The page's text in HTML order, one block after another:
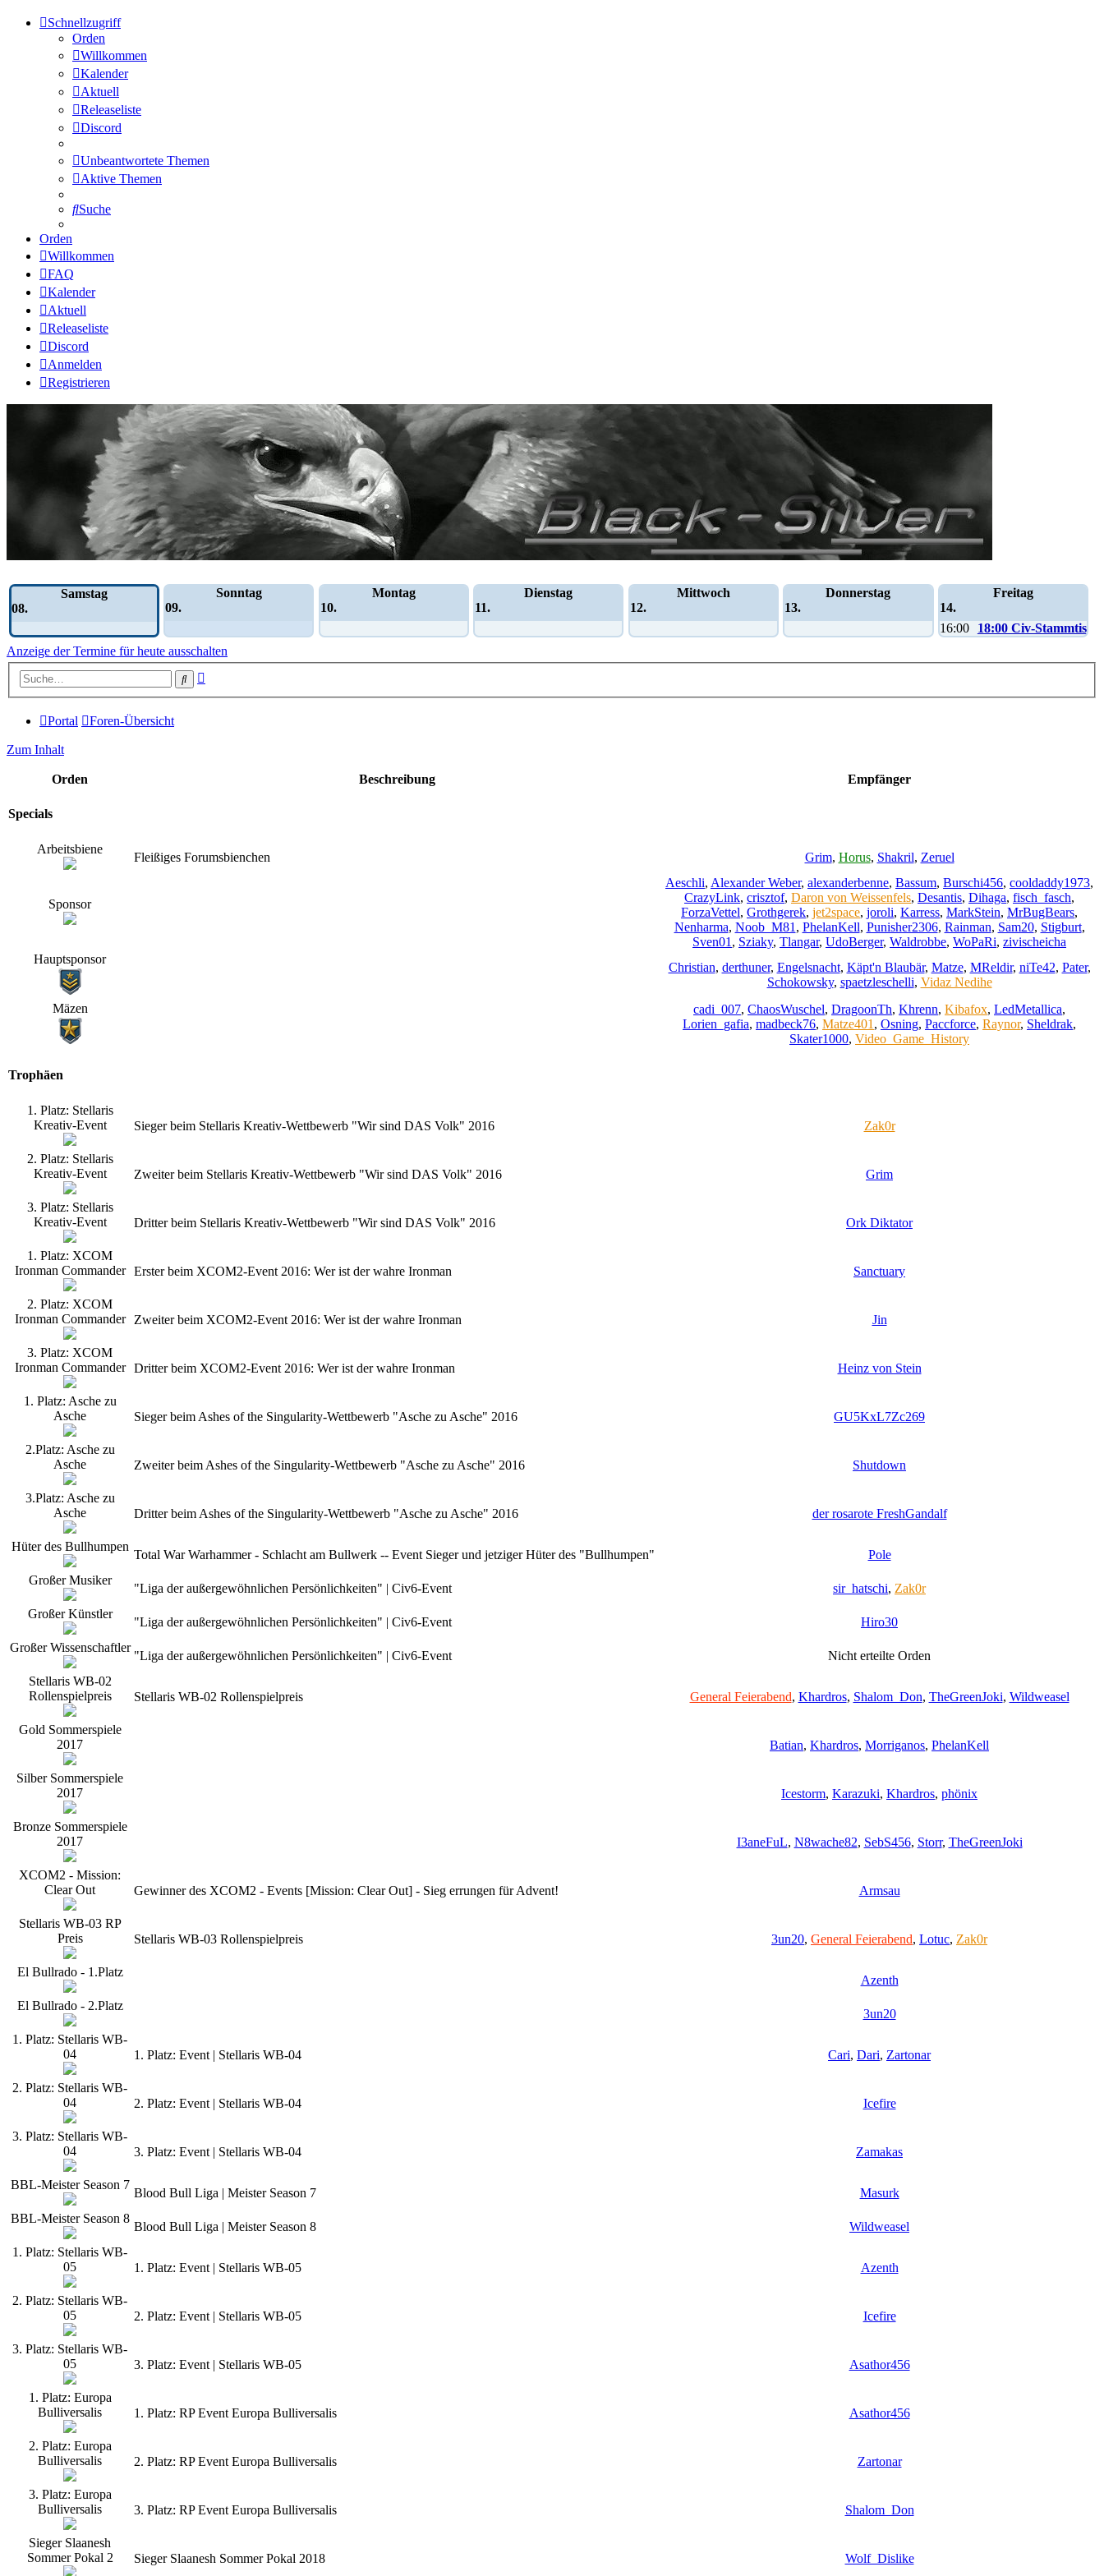
Schnellzugriff
Orden
Willkommen
Kalender
Aktuell
Releaseliste
Discord
Unbeantwortete Themen
Aktive Themen
Suche
Orden
Willkommen
FAQ
Kalender
Aktuell
Releaseliste
Discord
Anmelden
Registrieren
Samstag
08.
Sonntag
09.
Montag
10.
Dienstag
11.
Mittwoch
12.
Donnerstag
13.
Freitag
14.
16:00
18:00 Civ-Stammtisch
Anzeige der Termine für heute ausschalten
Suche
Portal Foren-Übersicht
Zum Inhalt
Orden Beschreibung Empfänger
Specials
Arbeitsbiene
Fleißiges Forumsbienchen Grim, Horus, Shakril, Zeruel
Sponsor
Aeschli, Alexander Weber, alexanderbenne, Bassum, Burschi456, cooldaddy1973,
CrazyLink, crisztof, Daron von Weissenfels, Desantis, Dihaga, fisch_fasch,
ForzaVettel, Grothgerek, jet2space, joroli, Karress, MarkStein, MrBugBears,
Nenharma, Noob_M81 , PhelanKell, Punisher2306, Rainman, Sam20, Stigburt,
Sven01 , Sziaky, Tlangar, UdoBerger, Waldrobbe, WoPaRi, zivischeicha
Hauptsponsor
Christian, derthuner, Engelsnacht, Käpt'n Blaubär, Matze, MReldir, niTe42, Pater,
Schokowsky, spaetzleschelli, Vidaz Nedihe
Mäzen
cadi_007, ChaosWuschel, DragoonTh, Khrenn, Kibafox, LedMetallica,
Lorien_gafia, madbeck76, Matze401 , Osning, Paccforce, Raynor, Sheldrak,
Skater1000, Video_Game_History
Trophäen
1. Platz: Stellaris
Kreativ-Event
Sieger beim Stellaris Kreativ-Wettbewerb "Wir sind DAS Volk" 2016 Zak0r
2. Platz: Stellaris
Kreativ-Event
Zweiter beim Stellaris Kreativ-Wettbewerb "Wir sind DAS Volk" 2016 Grim
3. Platz: Stellaris
Kreativ-Event
Dritter beim Stellaris Kreativ-Wettbewerb "Wir sind DAS Volk" 2016 Ork Diktator
1. Platz: XCOM
Ironman Commander
Erster beim XCOM2-Event 2016: Wer ist der wahre Ironman Sanctuary
2. Platz: XCOM
Ironman Commander
Zweiter beim XCOM2-Event 2016: Wer ist der wahre Ironman Jin
3. Platz: XCOM
Ironman Commander
Dritter beim XCOM2-Event 2016: Wer ist der wahre Ironman Heinz von Stein
1. Platz: Asche zu
Asche
Sieger beim Ashes of the Singularity-Wettbewerb "Asche zu Asche" 2016 GU5KxL7Zc269
2.Platz: Asche zu
Asche
Zweiter beim Ashes of the Singularity-Wettbewerb "Asche zu Asche" 2016 Shutdown
3.Platz: Asche zu
Asche
Dritter beim Ashes of the Singularity-Wettbewerb "Asche zu Asche" 2016 der rosarote FreshGandalf
Hüter des Bullhumpen
Total War Warhammer - Schlacht am Bullwerk -- Event Sieger und jetziger Hüter des "Bullhumpen"
Pole
Großer Musiker
"Liga der außergewöhnlichen Persönlichkeiten" | Civ6-Event sir_hatschi, Zak0r
Großer Künstler
"Liga der außergewöhnlichen Persönlichkeiten" | Civ6-Event
Hiro30
Großer Wissenschaftler
"Liga der außergewöhnlichen Persönlichkeiten" | Civ6-Event
Nicht erteilte Orden
Stellaris WB-02
Rollenspielpreis
Stellaris WB-02 Rollenspielpreis General Feierabend, Khardros, Shalom_Don, TheGreenJoki, Wildweasel
Gold Sommerspiele
2017
Batian, Khardros, Morriganos, PhelanKell
Silber Sommerspiele
2017
Icestorm, Karazuki, Khardros, phönix
Bronze Sommerspiele
2017
I3aneFuL, N8wache82, SebS456, Storr, TheGreenJoki
XCOM2 - Mission:
Clear Out
Gewinner des XCOM2 - Events [Mission: Clear Out] - Sieg errungen für Advent! Armsau
Stellaris WB-03 RP
Preis
Stellaris WB-03 Rollenspielpreis 3un20, General Feierabend, Lotuc, Zak0r
El Bullrado - 1.Platz
Azenth
El Bullrado - 2.Platz
3un20
1. Platz: Stellaris WB-
04
1. Platz: Event | Stellaris WB-04 Cari, Dari, Zartonar
2. Platz: Stellaris WB-
04
2. Platz: Event | Stellaris WB-04 Icefire
3. Platz: Stellaris WB-
04
3. Platz: Event | Stellaris WB-04 Zamakas
BBL-Meister Season 7
Blood Bull Liga | Meister Season 7
Masurk
BBL-Meister Season 8
Blood Bull Liga | Meister Season 8
Wildweasel
1. Platz: Stellaris WB-
05
1. Platz: Event | Stellaris WB-05 Azenth
2. Platz: Stellaris WB-
05
2. Platz: Event | Stellaris WB-05 Icefire
3. Platz: Stellaris WB-
05
3. Platz: Event | Stellaris WB-05 Asathor456
1. Platz: Europa
Bulliversalis
1. Platz: RP Event Europa Bulliversalis Asathor456
2. Platz: Europa
Bulliversalis
2. Platz: RP Event Europa Bulliversalis Zartonar
3. Platz: Europa
Bulliversalis
3. Platz: RP Event Europa Bulliversalis Shalom_Don
Sieger Slaanesh
Sommer Pokal 2
Sieger Slaanesh Sommer Pokal 2018 Wolf_Dislike